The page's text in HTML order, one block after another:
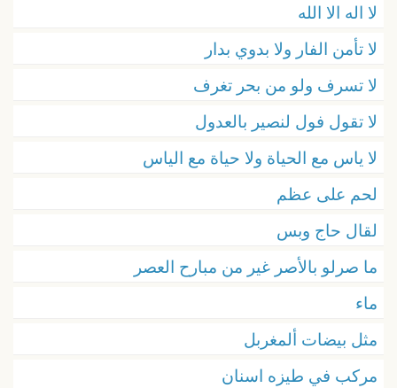
لا اله الا الله
لا تأمن الفار ولا بدوي بدار
لا تسرف ولو من بحر تغرف
لا تقول فول لنصير بالعدول
لا ياس مع الحياة ولا حياة مع الياس
لحم على عظم
لقال حاج وبس
ما صرلو بالأصر غير من مبارح العصر
ماء
مثل بيضات ألمغربل
مركب في طيزه اسنان